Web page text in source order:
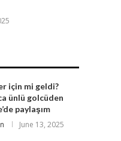
için mi geldi?
ünlü golcüden
paylaşım
June 13, 2025